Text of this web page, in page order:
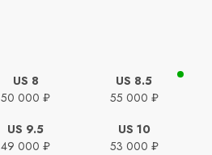
US 8
50 000 ₽
US 8.5
55 000 ₽
US 9.5
49 000 ₽
US 10
53 000 ₽